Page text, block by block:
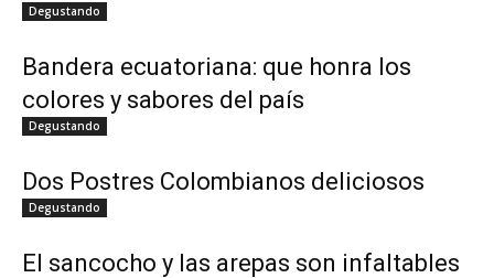
Degustando
Bandera ecuatoriana: que honra los
colores y sabores del país
Degustando
Dos Postres Colombianos deliciosos
Degustando
El sancocho y las arepas son infaltables